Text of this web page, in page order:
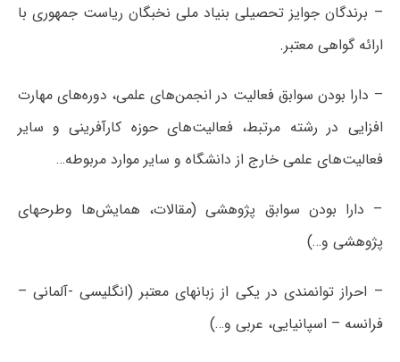
– برندگان جوایز تحصیلی بنیاد ملی نخبگان ریاست جمهوری با
ارائه گواهی معتبر.
– دارا بودن سوابق فعالیت در انجمن‌های علمی، دوره‌های مهارت
افزایی در رشته مرتبط، فعالیت‌های حوزه کارآفرینی و سایر
فعالیت‌های علمی خارج از دانشگاه و سایر موارد مربوطه…
– دارا بودن سوابق پژوهشی (مقالات، همایش‌ها وطرحهای
پژوهشی و…)
– احراز توانمندی در یکی از زبانهای معتبر (انگلیسی -آلمانی –
فرانسه – اسپانیایی، عربی و…)